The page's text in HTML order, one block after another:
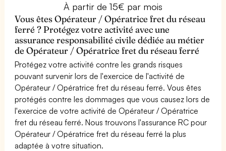
À partir de 15€ par mois
Vous êtes Opérateur / Opératrice fret du réseau
ferré ? Protégez votre activité avec une
assurance responsabilité civile dédiée au métier
de Opérateur / Opératrice fret du réseau ferré
Protégez votre activité contre les grands risques
pouvant survenir lors de l'exercice de l'activité de
Opérateur / Opératrice fret du réseau ferré. Vous êtes
protégés contre les dommages que vous causez lors de
l'exercice de votre activité de Opérateur / Opératrice
fret du réseau ferré. Nous trouvons l'assurance RC pour
Opérateur / Opératrice fret du réseau ferré la plus
adaptée à votre situation.